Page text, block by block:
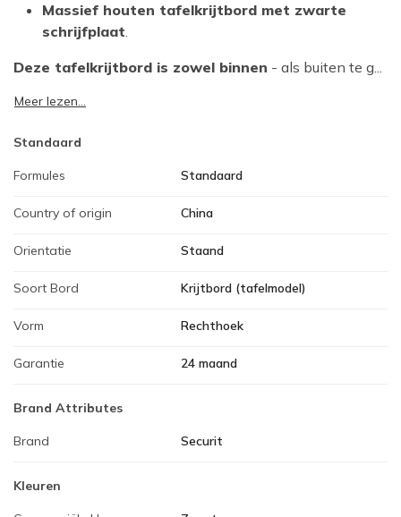
Massief houten tafelkrijtbord met zwarte
schrijfplaat.
Deze tafelkrijtbord is zowel binnen - als buiten te g...
Meer lezen...
Standaard
Formules Standaard
Country of origin China
Orientatie Staand
Soort Bord Krijtbord (tafelmodel)
Vorm Rechthoek
Garantie 24 maand
Brand Attributes
Brand Securit
Kleuren